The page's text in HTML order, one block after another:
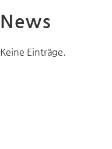
News
Keine Einträge.